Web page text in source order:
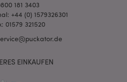
181 3403
+44 (0) 1579326301
01579 321520
EINKAUFEN